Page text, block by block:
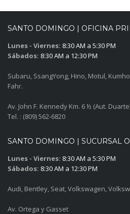
SANTO DOMINGO | OFICINA
Lunes - Viernes: 8:30 AM a 5:30 PM
Sábados: 8:30 AM a 12:30 PM
Subaru, SsangYong, Hino, Motul,
Fahr.
Av. John F. Kennedy Km. 6 ½ (Aut.
Tel. : (809) 562-6820
SANTO DOMINGO | SUCURSAL
Lunes - Viernes: 8:30 AM a 5:30 PM
Sábados: 8:30 AM a 12:30 PM
Audi, Bentley, Seat, Volkswagen,
Av. Ortega y Gasset